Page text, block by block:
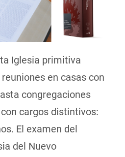
Iglesia primitiva
en casas con
congregaciones
cargos distintivos:
El examen del
del Nuevo